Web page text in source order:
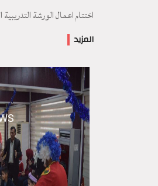
اختتام اعمال الورشة
المزيد